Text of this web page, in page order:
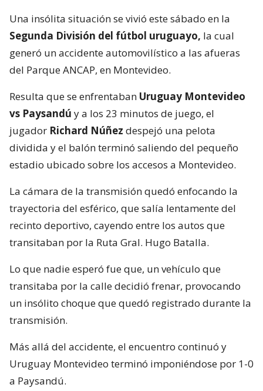
Una insólita situación se vivió este sábado en la
Segunda División del fútbol uruguayo, la cual
generó un accidente automovilístico a las afueras
del Parque ANCAP, en Montevideo.
Resulta que se enfrentaban Uruguay Montevideo
vs Paysandú y a los 23 minutos de juego, el
jugador Richard Núñez despejó una pelota
dividida y el balón terminó saliendo del pequeño
estadio ubicado sobre los accesos a Montevideo.
La cámara de la transmisión quedó enfocando la
trayectoria del esférico, que salía lentamente del
recinto deportivo, cayendo entre los autos que
transitaban por la Ruta Gral. Hugo Batalla.
Lo que nadie esperó fue que, un vehículo que
transitaba por la calle decidió frenar, provocando
un insólito choque que quedó registrado durante la
transmisión.
Más allá del accidente, el encuentro continuó y
Uruguay Montevideo terminó imponiéndose por 1-0
a Paysandú.